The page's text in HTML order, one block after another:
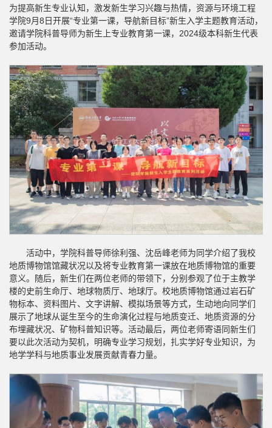
为提高新生专业认知，激发新生学习兴趣与热情，资源与环境工程
学院9月8日开展“专业第一课，导航新目标”新生入学主题教育活动，
邀请学院科普导师为新生上专业教育第一课，2024级本科新生代表
参加活动。
活动中，学院科普导师徐利强、沈岳峰老师为同学介绍了我校
地质博物馆馆藏状况以及将专业教育第一课放在地质博物馆的重要
意义。随后，新生们在两位老师的带领下，分别参观了位于主教学
楼的史前生命厅、地球物质厅、地球厅。校地质博物馆通过岩石矿
物标本、资料图片、文字讲解、模拟场景等方式，生动地向同学们
展示了地球从诞生至今的生命演化过程与地质变迁、地质资源的分
布埋藏状况、矿物科普知识等。活动最后，两位老师寄语同新生们
要以此次活动为契机，明确专业学习规划，扎实学好专业知识，为
地学学科与地质事业发展贡献青春力量。